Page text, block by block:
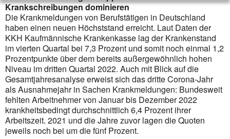
Krankschreibungen dominieren
Die Krankmeldungen von Berufstätigen in Deutschland
haben einen neuen Höchststand erreicht. Laut Daten der
KKH Kaufmännische Krankenkasse lag der Krankenstand
im vierten Quartal bei 7,3 Prozent und somit noch einmal 1,2
Prozentpunkte über dem bereits außergewöhnlich hohen
Niveau im dritten Quartal 2022. Auch mit Blick auf die
Gesamtjahresanalyse erweist sich das dritte Corona-Jahr
als Ausnahmejahr in Sachen Krankmeldungen: Bundesweit
fehlten Arbeitnehmer von Januar bis Dezember 2022
krankheitsbedingt durchschnittlich 6,4 Prozent ihrer
Arbeitszeit. 2021 und die Jahre zuvor lagen die Quoten
jeweils noch bei um die fünf Prozent.